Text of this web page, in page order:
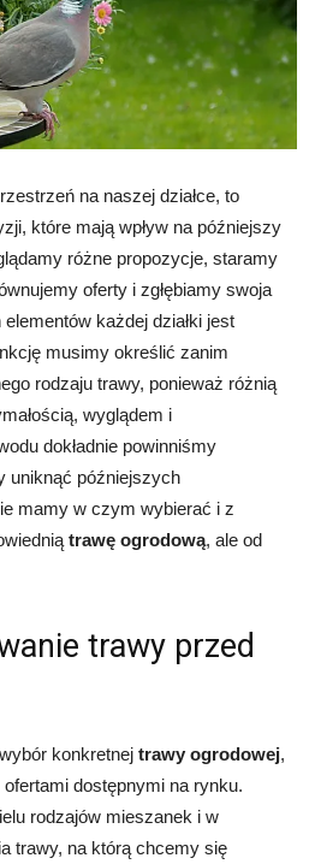
na naszej działce, to
które mają wpływ na późniejszy
różne propozycje, staramy
oferty i zgłębiamy swoja
każdej działki jest
musimy określić zanim
rodzaju trawy, ponieważ różnią
wyglądem i
dokładnie powinniśmy
uniknąć późniejszych
mamy w czym wybierać i z
trawę ogrodową, ale od
trawy przed
konkretnej trawy ogrodowej,
dostępnymi na rynku.
rodzajów mieszanek i w
trawy, na którą chcemy się